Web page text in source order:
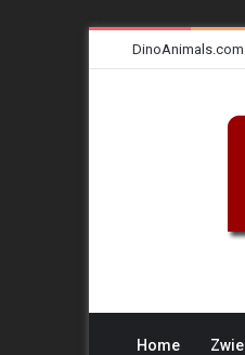
DinoAnimals.com
Home